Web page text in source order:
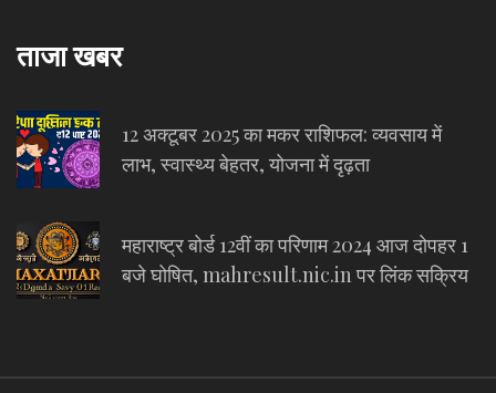
ताजा खबर
12 अक्टूबर 2025 का मकर राशिफल: व्यवसाय में
लाभ, स्वास्थ्य बेहतर, योजना में दृढ़ता
महाराष्ट्र बोर्ड 12वीं का परिणाम 2024 आज दोपहर 1
बजे घोषित, mahresult.nic.in पर लिंक सक्रिय